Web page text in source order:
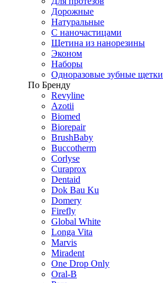
Дорожные
Натуральные
С наночастицами
Щетина из нанорезины
Эконом
Наборы
Одноразовые зубные щетки
По Бренду
Revyline
Azotii
Biomed
Biorepair
BrushBaby
Buccotherm
Corlyse
Curaprox
Dentaid
Dok Bau Ku
Domery
Firefly
Global White
Longa Vita
Marvis
Miradent
One Drop Only
Oral-B